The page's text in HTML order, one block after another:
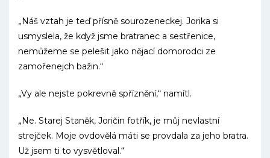
„Náš vztah je teď přísně sourozeneckej. Jorika si
usmyslela, že když jsme bratranec a sestřenice,
nemůžeme se pelešit jako nějací domorodci ze
zamořenejch bažin.“
„Vy ale nejste pokrevně spříznění,“ namítl.
„Ne. Starej Staněk, Joričin fotřík, je můj nevlastní
strejček. Moje ovdovělá máti se provdala za jeho bratra.
Už jsem ti to vysvětloval.“